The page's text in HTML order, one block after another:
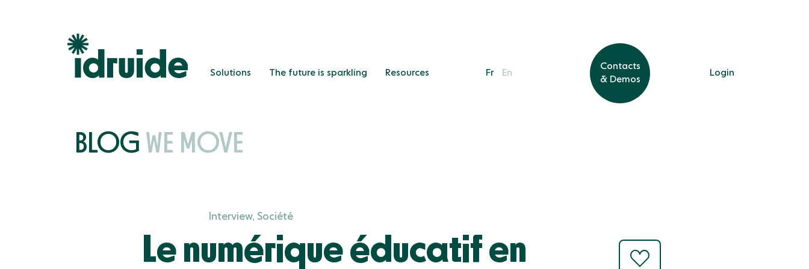
Solutions The future is sparkling Resources Fr En
Contacts
& Demos
Login
Solutions The future is sparkling Resources Fr En
Contacts
& Demos
Login
BLOG WE MOVE
Interview, Société
Le numérique éducatif en